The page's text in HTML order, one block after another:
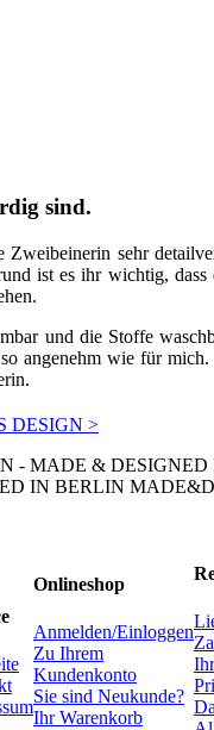
sind.
Zweibeinerin sehr
ist es ihr wichtig,
und die Stoffe
angenehm wie für
DESIGN >
- MADE &
IN BERLIN
Onlineshop
Anmelden/Einloggen
Zu Ihrem
Kundenkonto
Sie sind Neukunde?
Ihr Warenkorb